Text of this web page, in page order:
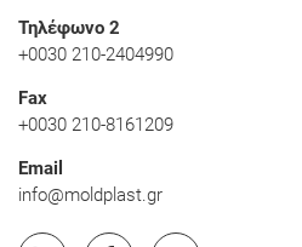
Τηλέφωνο 2
+0030 210-2404990
Fax
+0030 210-8161209
Email
info@moldplast.gr